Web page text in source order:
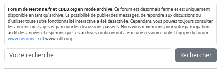
Forum de Neronne.fr et CDLB.org en mode archive . Ce forum est désormais fermé et est uniquement
disponible en tant qu'archive. La possibilité de publier des messages, de répondre aux discussions ou
d'utiliser toute autre fonctionnalité interactive a été désactivée. Cependant, vous pouvez toujours consulter
les anciens messages et parcourir les discussions passées. Nous vous remercions pour votre participation
au fil des années et espérons que ces archives continueront à être une ressource utile. L'équipe du forum
www.neronne.fret www.cdlb.org.
Rechercher